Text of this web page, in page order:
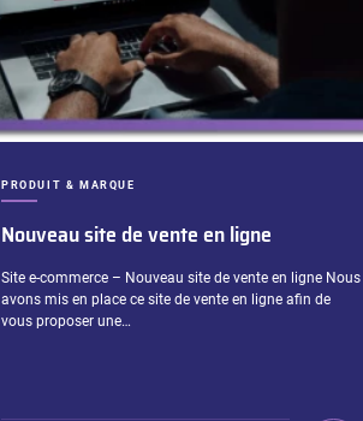
Nouveau site de vente en ligne
CATÉGORIES :
PRODUIT & MARQUE
Extrait :
Site e-commerce – Nouveau site de vente en ligne Nous
avons mis en place ce site de vente en ligne afin de
vous proposer une…